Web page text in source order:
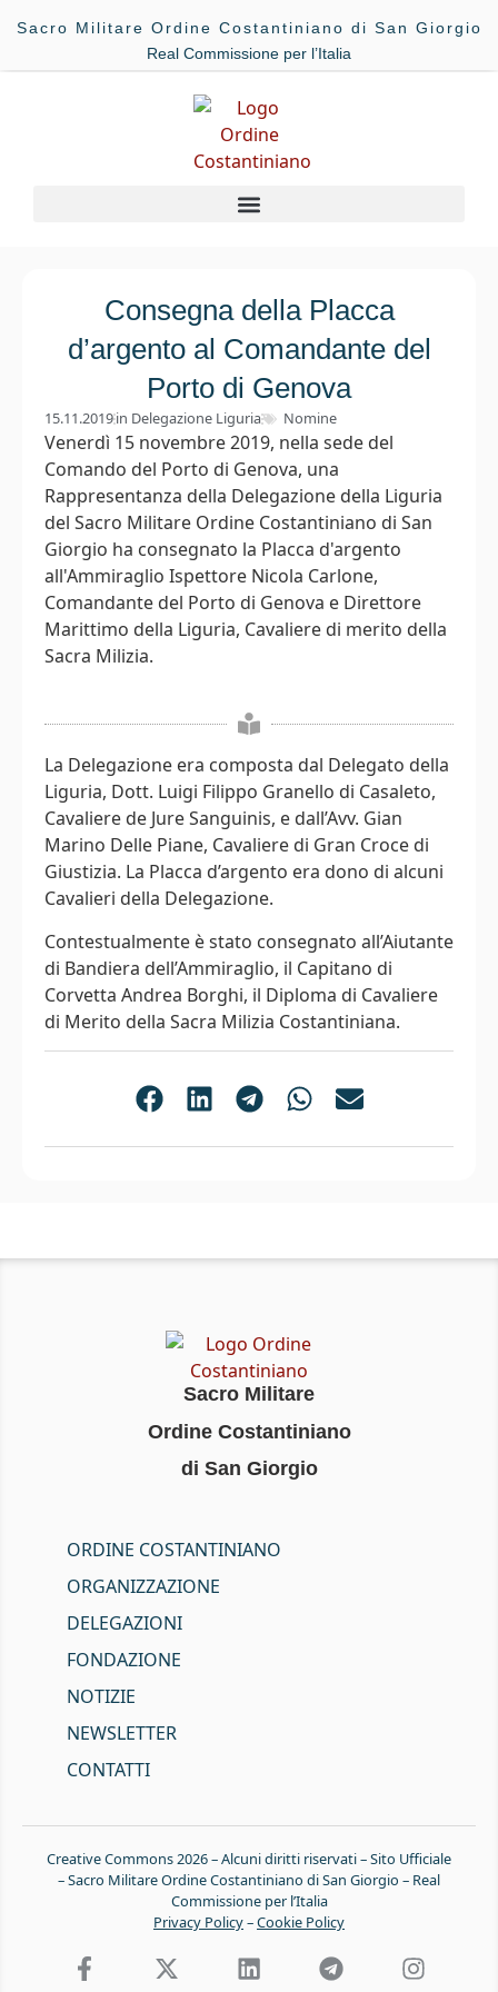
Sacro Militare Ordine Costantiniano di San Giorgio
Real Commissione per l’Italia
Consegna della Placca
d’argento al Comandante del
Porto di Genova
15.11.2019in Delegazione Liguria Nomine
Venerdì 15 novembre 2019, nella sede del
Comando del Porto di Genova, una
Rappresentanza della Delegazione della Liguria
del Sacro Militare Ordine Costantiniano di San
Giorgio ha consegnato la Placca d'argento
all'Ammiraglio Ispettore Nicola Carlone,
Comandante del Porto di Genova e Direttore
Marittimo della Liguria, Cavaliere di merito della
Sacra Milizia.
La Delegazione era composta dal Delegato della
Liguria, Dott. Luigi Filippo Granello di Casaleto,
Cavaliere de Jure Sanguinis, e dall’Avv. Gian
Marino Delle Piane, Cavaliere di Gran Croce di
Giustizia. La Placca d’argento era dono di alcuni
Cavalieri della Delegazione.
Contestualmente è stato consegnato all’Aiutante
di Bandiera dell’Ammiraglio, il Capitano di
Corvetta Andrea Borghi, il Diploma di Cavaliere
di Merito della Sacra Milizia Costantiniana.
Sacro Militare
Ordine Costantiniano
di San Giorgio
ORDINE COSTANTINIANO
ORGANIZZAZIONE
DELEGAZIONI
FONDAZIONE
NOTIZIE
NEWSLETTER
CONTATTI
Creative Commons 2026 – Alcuni diritti riservati – Sito Ufficiale
– Sacro Militare Ordine Costantiniano di San Giorgio – Real
Commissione per l’Italia
Privacy Policy–Cookie Policy